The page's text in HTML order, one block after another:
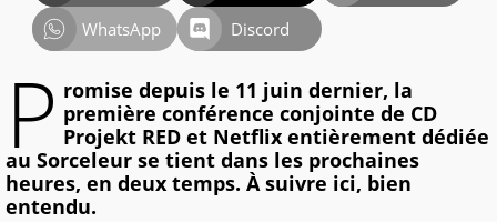
WhatsApp
Discord
P romise depuis le 11 juin dernier, la
première conférence conjointe de CD
Projekt RED et Netflix entièrement dédiée
au Sorceleur se tient dans les prochaines
heures, en deux temps. À suivre ici, bien
entendu.